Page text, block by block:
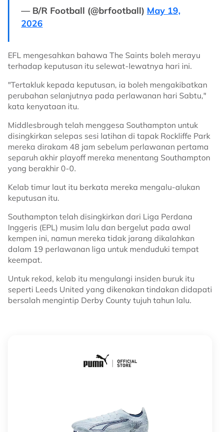
— B/R Football (@brfootball) May 19,
2026
EFL mengesahkan bahawa The Saints boleh merayu
terhadap keputusan itu selewat-lewatnya hari ini.
"Tertakluk kepada keputusan, ia boleh mengakibatkan
perubahan selanjutnya pada perlawanan hari Sabtu,"
kata kenyataan itu.
Middlesbrough telah menggesa Southampton untuk
disingkirkan selepas sesi latihan di tapak Rockliffe Park
mereka dirakam 48 jam sebelum perlawanan pertama
separuh akhir playoff mereka menentang Southampton
yang berakhir 0-0.
Kelab timur laut itu berkata mereka mengalu-alukan
keputusan itu.
Southampton telah disingkirkan dari Liga Perdana
Inggeris (EPL) musim lalu dan bergelut pada awal
kempen ini, namun mereka tidak jarang dikalahkan
dalam 19 perlawanan liga untuk menduduki tempat
keempat.
Untuk rekod, kelab itu mengulangi insiden buruk itu
seperti Leeds United yang dikenakan tindakan didapati
bersalah mengintip Derby County tujuh tahun lalu.